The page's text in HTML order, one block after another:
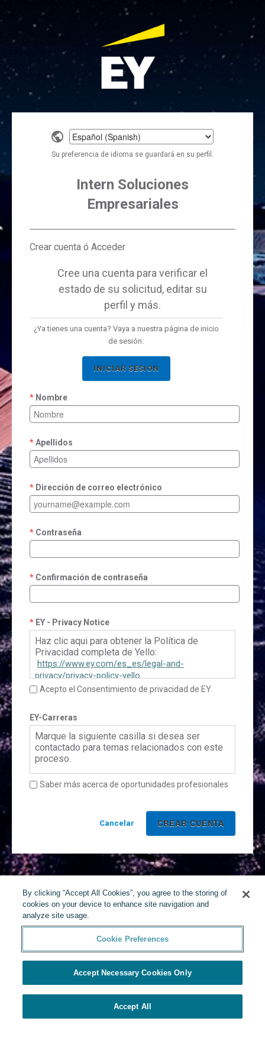
Select
a
language
Su preferencia de idioma se guardará en su perfil.
Intern Soluciones
Empresariales
Crear cuenta ó Acceder
Cree una cuenta para verificar el
estado de su solicitud, editar su
perfil y más.
¿Ya tienes una cuenta? Vaya a nuestra página de inicio
de sesión:
INICIAR SESION
Nombre
Apellidos
Dirección de correo electrónico
Contraseña
Confirmación de contraseña
EY - Privacy Notice
Haz clic aqui para obtener la Política de
Privacidad completa de Yello:
https://www.ey.com/es_es/legal-and-
privacy/privacy-policy-yello
Acepto el Consentimiento de privacidad de EY
EY-Carreras
Marque la siguiente casilla si desea ser
contactado para temas relacionados con este
proceso.
Saber más acerca de oportunidades profesionales
Cancelar
By clicking “Accept All Cookies”, you agree to the storing of
cookies on your device to enhance site navigation and
analyze site usage.
Cookie Preferences
Accept Necessary Cookies Only
Accept All